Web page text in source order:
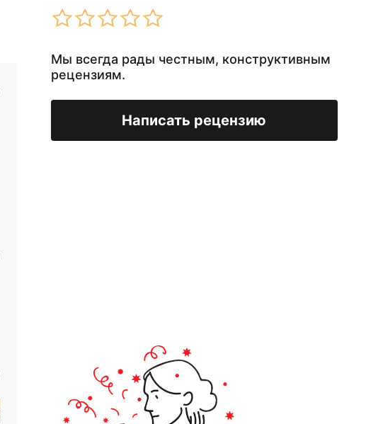
Мы всегда рады честным, конструктивным
рецензиям.
Написать рецензию